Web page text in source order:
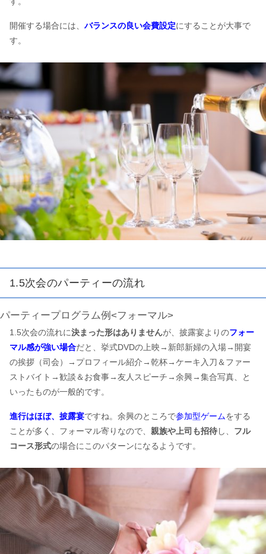
開催する場合には、 バランスの良い会費設定にすることが大事で
す。
1.5次会のパーティーの流れ
パーティープログラム例<フォーマル>
1.5次会の流れに決まった形はありませんが、披露宴よりのフォー
マル感が強い場合だと、挙式DVDの上映→新郎新婦の入場→開宴
の挨拶（司会）→プロフィール紹介→乾杯→ケーキ入刀＆ファー
ストバイト→歓談＆お食事→友人スピーチ→余興→集合写真、と
いったものが一般的です。
進行はほぼ、披露宴ですね。余興のところで参加型ゲームをする
ことが多く、フォーマル寄りなので、 親族や上司も招待し、 フル
コース形式の場合にこのパターンになるようです。